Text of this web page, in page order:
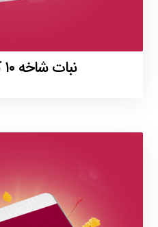
نبات شاخه ۱۰ کیلویی ساده